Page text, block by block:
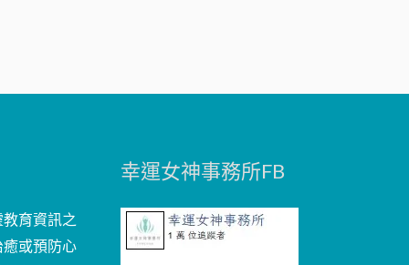
育資訊之
癒或預防心
幸運女神事務所FB